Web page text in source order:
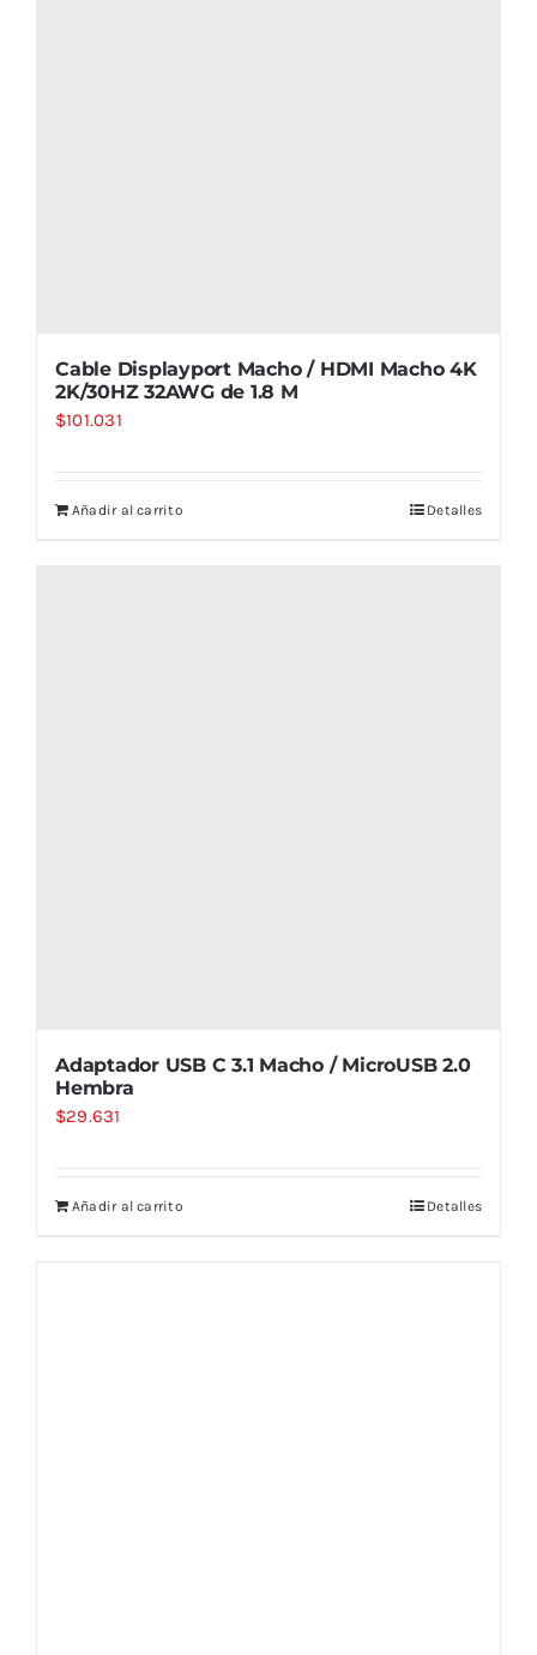
Cable Displayport Macho / HDMI Macho 4K
2K/30HZ 32AWG de 1.8 M
$101.031
Añadir al carrito Detalles
Adaptador USB C 3.1 Macho / MicroUSB 2.0
Hembra
$29.631
Añadir al carrito Detalles